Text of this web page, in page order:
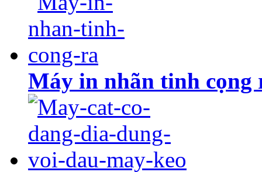
Máy in nhãn tinh cọng